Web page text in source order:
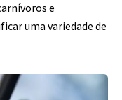
e
uma variedade de